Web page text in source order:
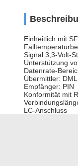
Einheitlich mit
Signal 3,3-Volt-
Unterstützung
Datenrate-
Übermittler: DML
Empfänger: PIN
Konformität mit
LC-Anschluss